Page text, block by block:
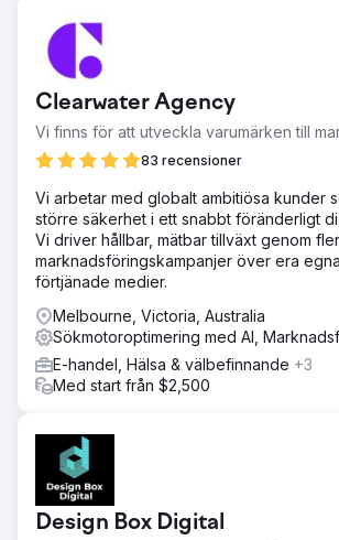
Clearwater Agency
Vi finns för att utveckla varumärken till
83 recensioner
Vi arbetar med globalt ambitiösa kunder
större säkerhet i ett snabbt föränderligt
Vi driver hållbar, mätbar tillväxt genom
marknadsföringskampanjer över era
förtjänade medier.
Melbourne, Victoria, Australia
Sökmotoroptimering med AI,
E-handel, Hälsa & välbefinnande +3
Med start från $2,500
Design Box Digital